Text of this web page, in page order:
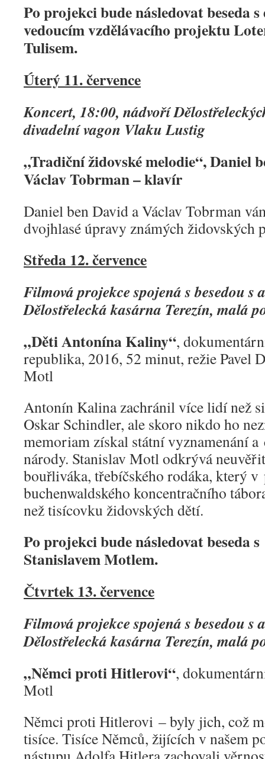
Po projekci bude následovat beseda
vedoucím vzdělávacího projektu
Tulisem.
Úterý 11. července
Koncert, 18:00, nádvoří
divadelní vagon Vlaku Lustig
„Tradiční židovské melodie“, Daniel
Václav Tobrman – klavír
Daniel ben David a Václav Tobrman
dvojhlasé úpravy známých židovských
Středa 12. července
Filmová projekce spojená s besedou s
Dělostřelecká kasárna Terezín, malá
„Děti Antonína Kaliny“,
republika, 2016, 52 minut, režie Pavel
Motl
Antonín Kalina zachránil více lidí než
Oskar Schindler, ale skoro nikdo ho
memoriam získal státní vyznamenání
národy. Stanislav Motl odkrývá
bouřliváka, třebíčského rodáka, který v
buchenwaldského koncentračního
než tisícovku židovských dětí.
Po projekci bude následovat beseda
Stanislavem Motlem.
Čtvrtek 13. července
Filmová projekce spojená s besedou s
Dělostřelecká kasárna Terezín, malá
„Němci proti Hitlerovi“,
Motl
Němci proti Hitlerovi – byly jich, což
tisíce. Tisíce Němců, žijících v našem